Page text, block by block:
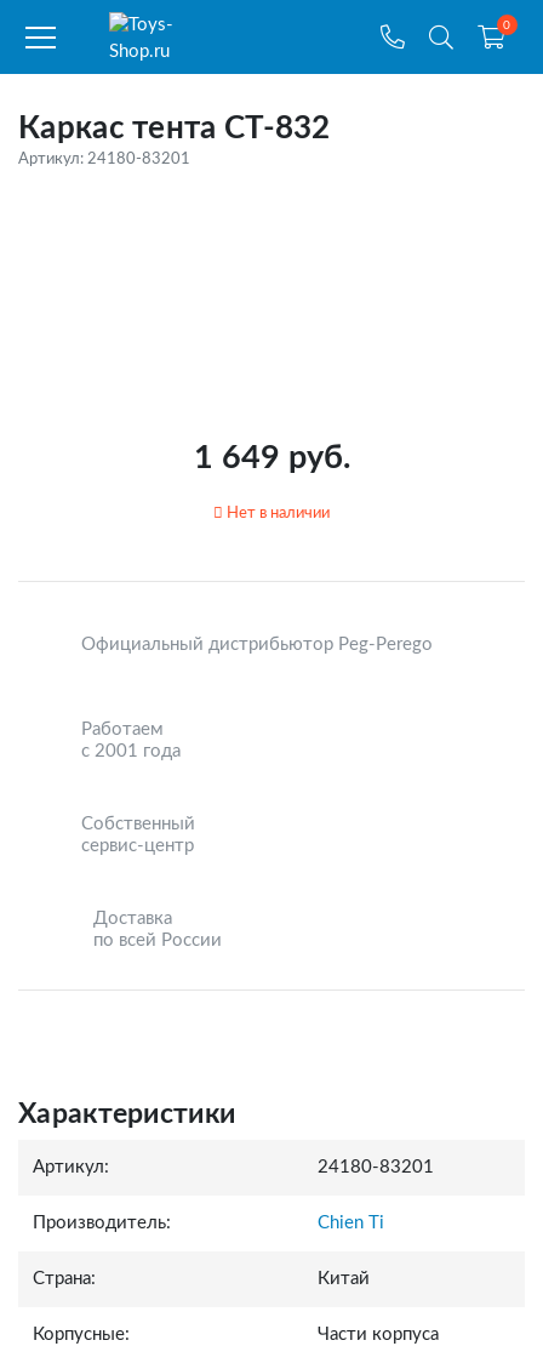
0
Каркас тента CT-832
Артикул: 24180-83201
1 649 руб.
Нет в наличии
Официальный дистрибьютор Peg-Perego
Работаем
с 2001 года
Собственный
сервис-центр
Доставка
по всей России
Характеристики
Артикул: 24180-83201
Производитель: Chien Ti
Страна: Китай
Корпусные: Части корпуса